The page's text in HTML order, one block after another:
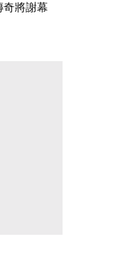
奇將謝幕